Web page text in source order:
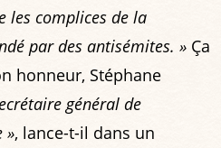
les complices de la
par des antisémites. » Ça
honneur, Stéphane
général de
», lance-t-il dans un